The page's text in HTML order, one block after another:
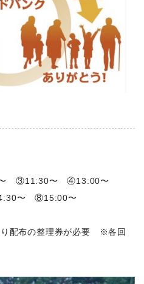
〜 ③11:30〜 ④13:00〜
〜 ⑧15:00〜
配布の整理券が必要 ※各回